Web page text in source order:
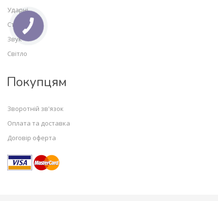
Ударні
Студія
Звук
Світло
Покупцям
Зворотній зв'язок
Оплата та доставка
Договір оферта